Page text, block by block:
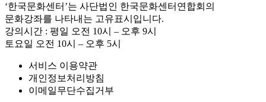
‘한국문화센터’는 사단법인 한국문화센터연합회의
문화강좌를 나타내는 고유표시입니다.
강의시간 : 평일 오전 10시 – 오후 9시
토요일 오전 10시 – 오후 5시
서비스 이용약관
개인정보처리방침
이메일무단수집거부